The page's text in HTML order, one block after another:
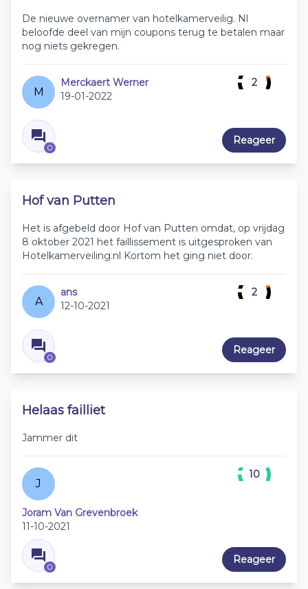
De nieuwe overnamer van hotelkamerveilig. Nl
beloofde deel van mijn coupons terug te betalen maar
nog niets gekregen.
M
Merckaert Werner
19-01-2022
0
2
Reageer
Hof van Putten
Het is afgebeld door Hof van Putten omdat, op vrijdag
8 oktober 2021 het faillissement is uitgesproken van
Hotelkamerveiling.nl Kortom het ging niet door.
A
ans
12-10-2021
0
2
Reageer
Helaas failliet
Jammer dit
J
Joram Van Grevenbroek
11-10-2021
0
10
Reageer